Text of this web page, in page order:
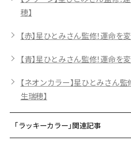
穂】
【赤】星ひとみさん監修！運命を
【青】星ひとみさん監修！運命を
【ネオンカラー】星ひとみさん監
生瑞穂】
「ラッキーカラー」関連記事